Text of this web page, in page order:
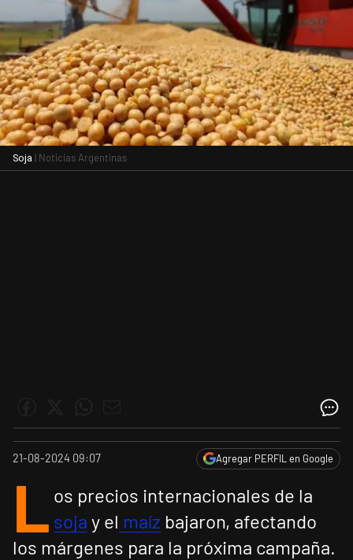
Soja | Noticias Argentinas
21-08-2024 09:07 Agregar PERFIL en Google
L os precios internacionales de la
soja y el maíz bajaron, afectando
los márgenes para la próxima campaña.